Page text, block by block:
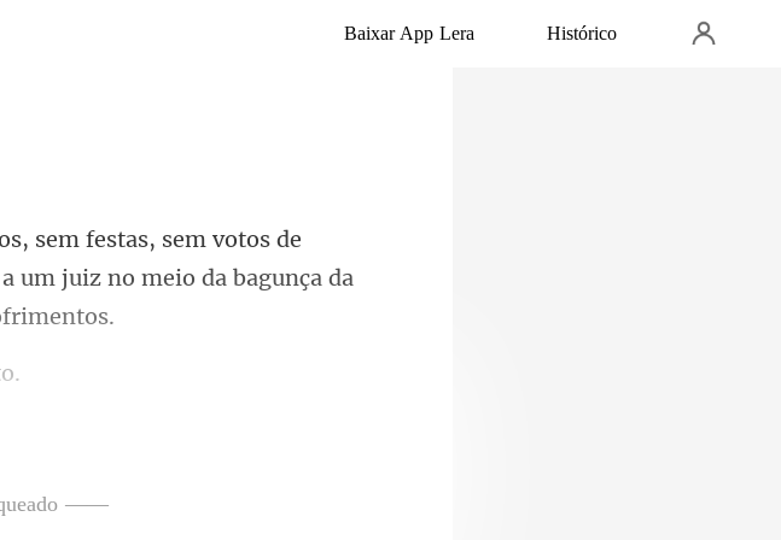
Baixar App Lera Histórico
de
um juiz no meio
——